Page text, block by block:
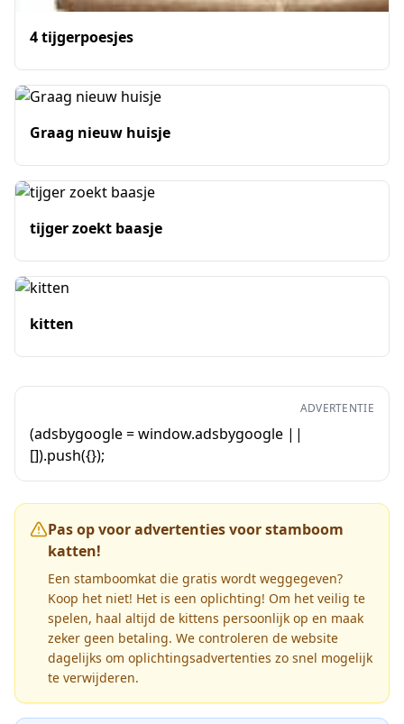
4 tijgerpoesjes
Graag nieuw huisje
tijger zoekt baasje
kitten
ADVERTENTIE
(adsbygoogle = window.adsbygoogle ||
[]).push({});
Pas op voor advertenties voor stamboom
katten!
Een stamboomkat die gratis wordt weggegeven?
Koop het niet! Het is een oplichting! Om het veilig te
spelen, haal altijd de kittens persoonlijk op en maak
zeker geen betaling. We controleren de website
dagelijks om oplichtingsadvertenties zo snel mogelijk
te verwijderen.